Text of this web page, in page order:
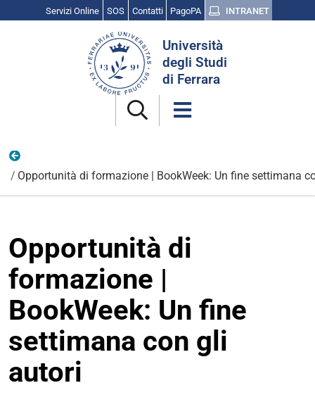
Servizi Online SOS Contatti PagoPA INTRANET
Università
degli Studi
di Ferrara
Opportunità di formazione | BookWeek: Un fine settimana
Opportunità di
formazione |
BookWeek: Un fine
settimana con gli
autori